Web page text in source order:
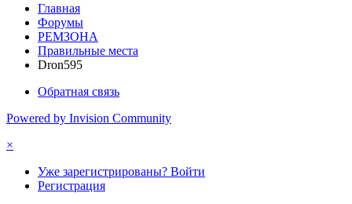
Главная
Форумы
РЕМЗОНА
Правильные места
Dron595
Обратная связь
Powered by Invision Community
×
Уже зарегистрированы? Войти
Регистрация